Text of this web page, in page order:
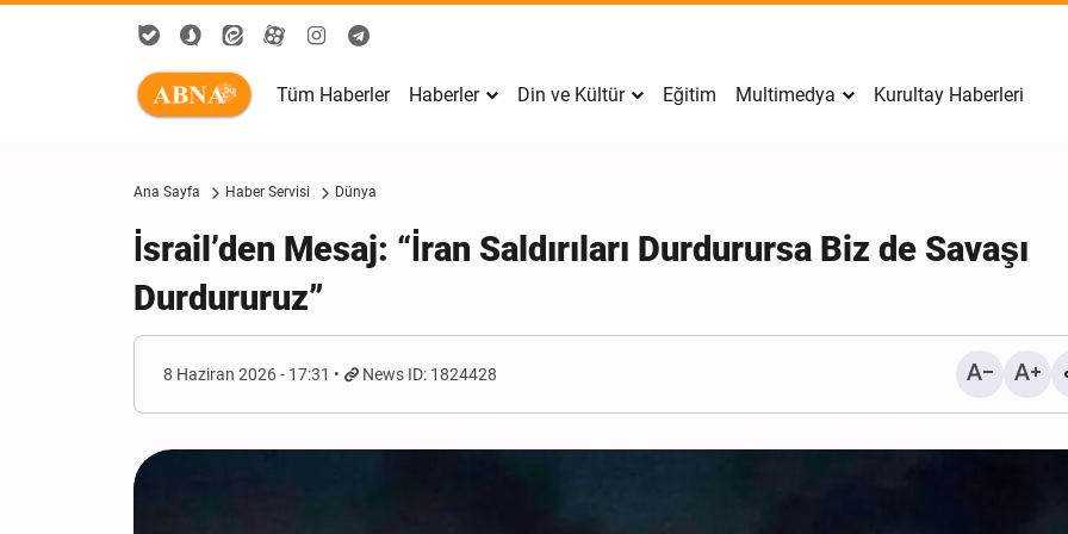
Tüm Haberler Haberler Din ve Kültür Eğitim Multimedya Kurultay Haberleri
Ana Sayfa Haber Servisi Dünya
İsrail’den Mesaj: “İran Saldırıları Durdurursa Biz de Savaşı
Durdururuz”
8 Haziran 2026 - 17:31 News ID: 1824428
İran’da Tekfirci Örgütlere